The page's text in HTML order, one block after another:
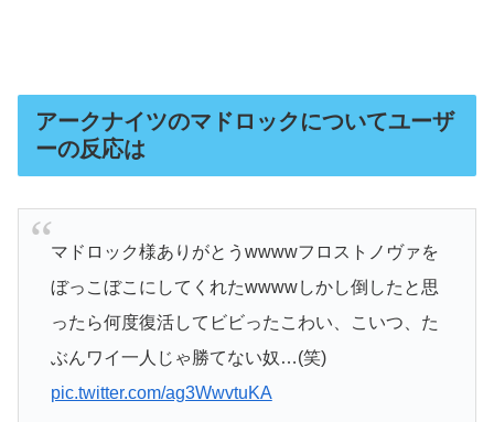
アークナイツのマドロックについてユーザ
ーの反応は
マドロック様ありがとうwwwwフロストノヴァを
ぼっこぼこにしてくれたwwwwしかし倒したと思
ったら何度復活してビビったこわい、こいつ、た
ぶんワイ一人じゃ勝てない奴…(笑)
pic.twitter.com/ag3WwvtuKA